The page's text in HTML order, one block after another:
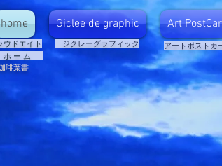
home Giclee de graphic Art
ウドエイト
ー ム
​ ジクレーグラフィック アートポストカ
琲葉書